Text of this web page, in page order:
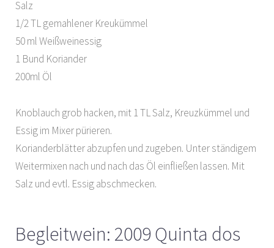
Salz
1/2 TL gemahlener Kreukümmel
50 ml Weißweinessig
1 Bund Koriander
200ml Öl
Knoblauch grob hacken, mit 1 TL Salz, Kreuzkümmel und
Essig im Mixer pürieren.
Korianderblätter abzupfen und zugeben. Unter ständigem
Weitermixen nach und nach das Öl einfließen lassen. Mit
Salz und evtl. Essig abschmecken.
Begleitwein: 2009 Quinta dos